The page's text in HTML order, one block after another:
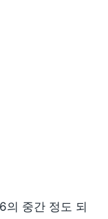
의 중간 정도 되